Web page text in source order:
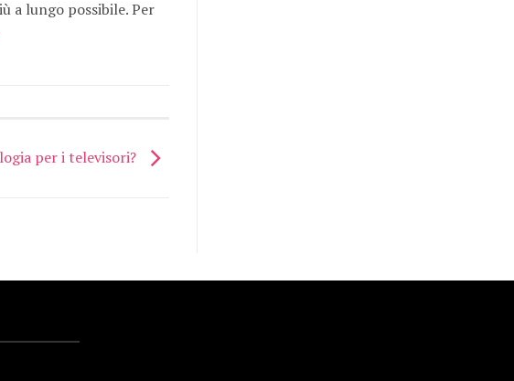
a lungo possibile. Per
per i televisori?